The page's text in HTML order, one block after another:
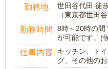
勤務地
世田谷代田 徒
（東京都世田
勤務時間
8時～20時の間
が可能です。(
仕事内容
キッチン、ト
グ、その他の